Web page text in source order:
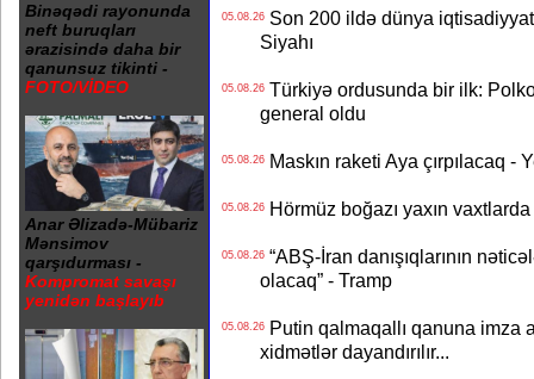
Binəqədi rayonunda
neft buruqları
ərazisində daha bir
qanunsuz tikinti -
FOTO/VİDEO
Anar Əlizadə-Mübariz
Mənsimov
qarşıdurması -
Kompromat savaşı
yenidən başlayıb
05.08.26Son 200 ildə dünya
Siyahı
05.08.26Türkiyə ordusunda bir ilk:
general oldu
05.08.26Maskın raketi Aya çırpılacaq -
05.08.26Hörmüz boğazı yaxın
05.08.26“ABŞ-İran danışıqlarının
olacaq” - Tramp
05.08.26Putin qalmaqallı qanuna imza
xidmətlər dayandırılır...